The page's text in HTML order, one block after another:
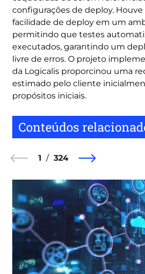
configurações de deploy.
facilidade de deploy em um
permitindo que testes
executados, garantindo um
livre de erros. O projeto
da Logicalis proporcinou uma
estimado pelo cliente
propósitos iniciais.
Conteúdos
1 324